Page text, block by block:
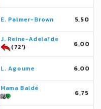
E. Palmer-Brown 5,50
J. Reine-Adelaïde
(72')
6,00
L. Agoume 6,00
Mama Baldé
6,75